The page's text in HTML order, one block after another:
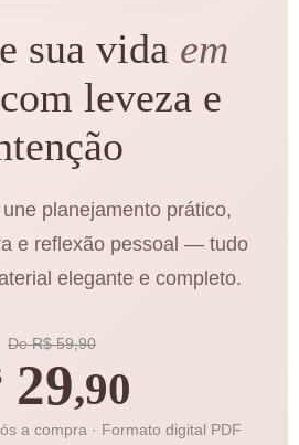
sua vida em
com leveza e
planejamento prático,
e reflexão pessoal — tudo
elegante e completo.
De R$ 59,90
29,90
a compra · Formato digital PDF